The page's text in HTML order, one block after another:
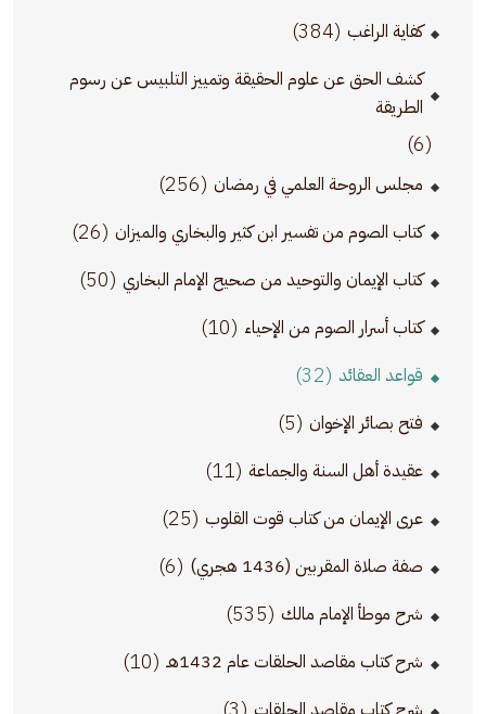
كفاية الراغب (384)
كشف الحق عن علوم الحقيقة وتمييز التلبيس عن رسوم
الطريقة
(6)
مجلس الروحة العلمي في رمضان (256)
كتاب الصوم من تفسير ابن كثير والبخاري والميزان (26)
كتاب الإيمان والتوحيد من صحيح الإمام البخاري (50)
كتاب أسرار الصوم من الإحياء (10)
قواعد العقائد (32)
فتح بصائر الإخوان (5)
عقيدة أهل السنة والجماعة (11)
عرى الإيمان من كتاب قوت القلوب (25)
صفة صلاة المقربين (1436 هجري) (6)
شرح موطأ الإمام مالك (535)
شرح كتاب مقاصد الحلقات عام 1432هـ (10)